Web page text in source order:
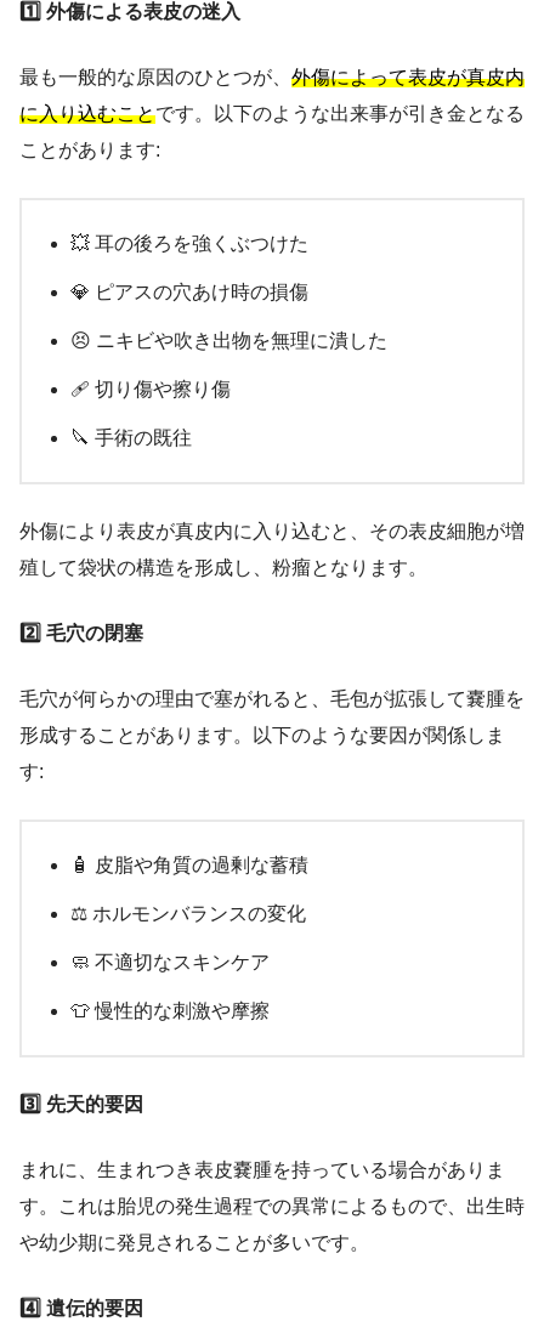
1️⃣ 外傷による表皮の迷入
最も一般的な原因のひとつが、 外傷によって表皮が真皮内
に入り込むことです。以下のような出来事が引き金となる
ことがあります:
💥 耳の後ろを強くぶつけた
💎 ピアスの穴あけ時の損傷
😣 ニキビや吹き出物を無理に潰した
🩹 切り傷や擦り傷
🔪 手術の既往
外傷により表皮が真皮内に入り込むと、その表皮細胞が増
殖して袋状の構造を形成し、粉瘤となります。
2️⃣ 毛穴の閉塞
毛穴が何らかの理由で塞がれると、毛包が拡張して嚢腫を
形成することがあります。以下のような要因が関係しま
す:
🧴 皮脂や角質の過剰な蓄積
⚖️ ホルモンバランスの変化
🧼 不適切なスキンケア
👕 慢性的な刺激や摩擦
3️⃣ 先天的要因
まれに、生まれつき表皮嚢腫を持っている場合がありま
す。これは胎児の発生過程での異常によるもので、出生時
や幼少期に発見されることが多いです。
4️⃣ 遺伝的要因